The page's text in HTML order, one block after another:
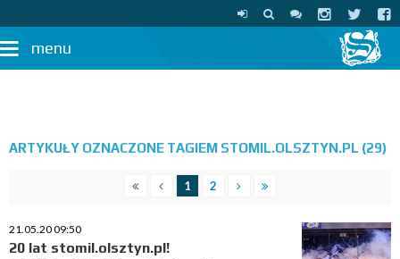
menu
ARTYKUŁY OZNACZONE TAGIEM STOMIL.OLSZTYN.PL (29)
1 2
21.05.20 09:50
20 lat stomil.olsztyn.pl!